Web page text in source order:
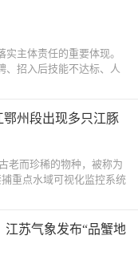
主体责任的重要体现。
、招入后技能不达标、人
州段出现多只江豚
老而珍稀的物种，被称为
重点水域可视化监控系统
苏气象发布“品蟹地